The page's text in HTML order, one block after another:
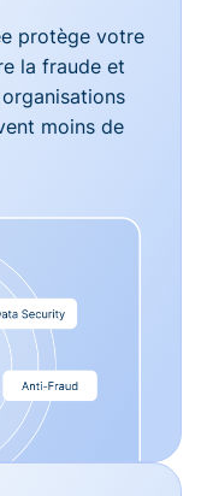
protège votre
la fraude et
moins de